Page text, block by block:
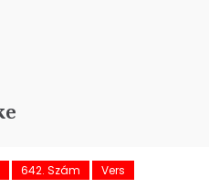
642. Szám Vers